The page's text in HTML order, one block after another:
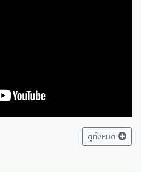
ดูทั้งหมด